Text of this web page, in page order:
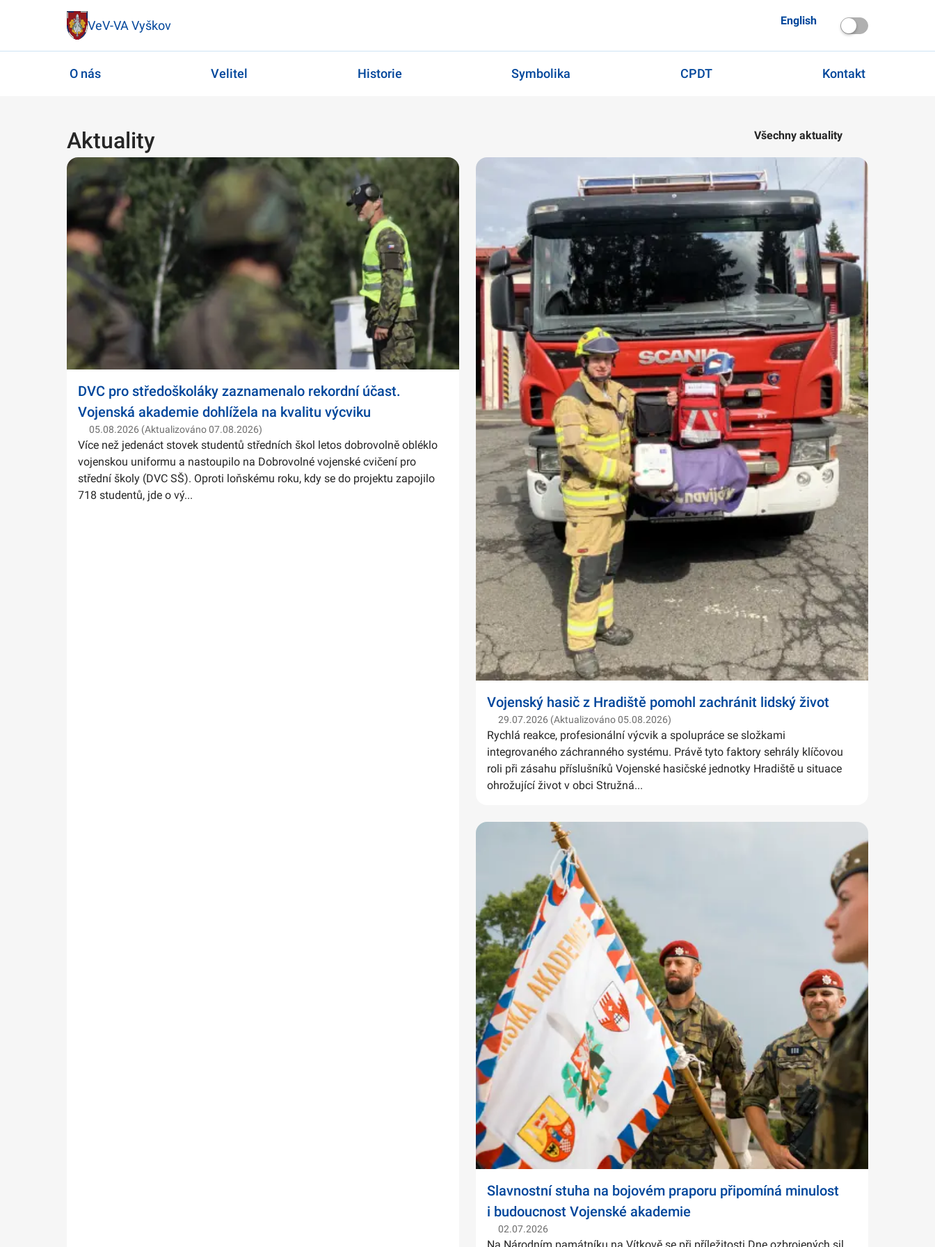
VeV-VA Vyškov English
O nás Velitel Historie Symbolika CPDT Kontakt
Aktuality Všechny aktuality
DVC pro středoškoláky zaznamenalo rekordní účast.
Vojenská akademie dohlížela na kvalitu výcviku
05.08.2026 (Aktualizováno 07.08.2026)
Více než jedenáct stovek studentů středních škol letos dobrovolně obléklo
vojenskou uniformu a nastoupilo na Dobrovolné vojenské cvičení pro
střední školy (DVC SŠ). Oproti loňskému roku, kdy se do projektu zapojilo
718 studentů, jde o vý...
Vojenský hasič z Hradiště pomohl zachránit lidský život
29.07.2026 (Aktualizováno 05.08.2026)
Rychlá reakce, profesionální výcvik a spolupráce se složkami
integrovaného záchranného systému. Právě tyto faktory sehrály klíčovou
roli při zásahu příslušníků Vojenské hasičské jednotky Hradiště u situace
ohrožující život v obci Stružná...
Slavnostní stuha na bojovém praporu připomíná minulost
i budoucnost Vojenské akademie
02.07.2026